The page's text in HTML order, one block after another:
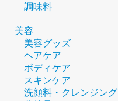
調味料
美容
美容グッズ
ヘアケア
ボディケア
スキンケア
洗顔料・クレンジング